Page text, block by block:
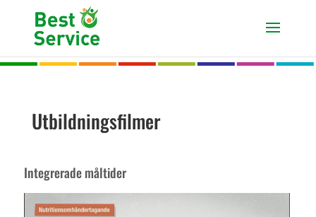
Utbildningsfilmer
Integrerade måltider